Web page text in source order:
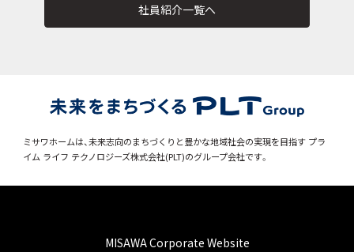
社員紹介一覧へ
ミサワホームは、未来志向のまちづくりと豊かな地域社会の実現を目指す プラ
イム ライフ テクノロジーズ株式会社(PLT)のグループ会社です。
MISAWA Corporate Website